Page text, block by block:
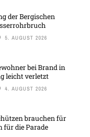
der Bergischen
5. AUGUST 2026
bei Brand in
leicht verletzt
4. AUGUST 2026
brauchen für
für die Parade